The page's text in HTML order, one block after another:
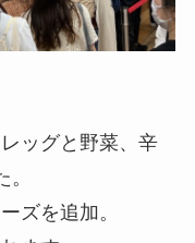
ッグと野菜、辛
ズを追加。